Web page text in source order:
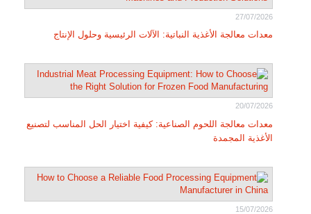
27/07/2026
معدات معالجة الأغذية النباتية: الآلات الرئيسية وحلول الإنتاج
20/07/2026
معدات معالجة اللحوم الصناعية: كيفية اختيار الحل المناسب لتصنيع
الأغذية المجمدة
15/07/2026